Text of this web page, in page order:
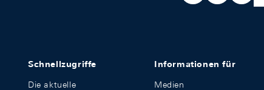
Schnellzugriffe
Die aktuelle
Informationen für
Medien